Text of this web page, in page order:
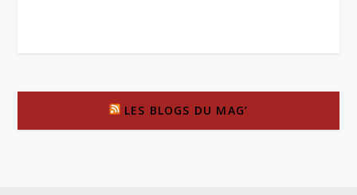
LES BLOGS DU MAG’